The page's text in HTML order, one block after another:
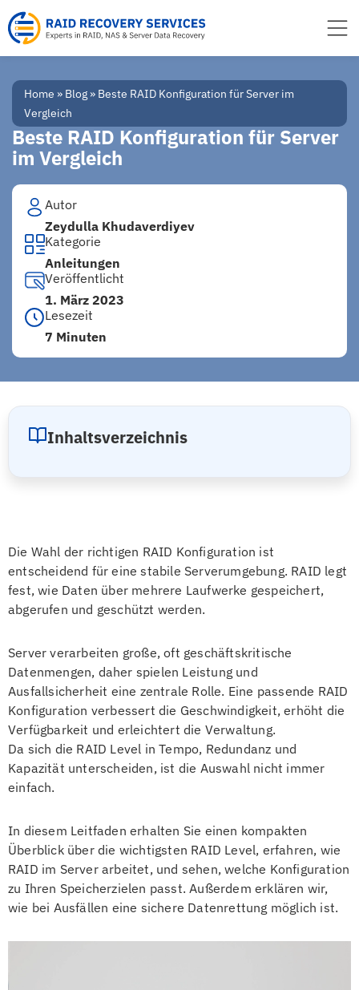
Inhalt
springen
Home » Blog » Beste RAID Konfiguration für Server im
Vergleich
Beste RAID Konfiguration für Server
im Vergleich
Autor
Zeydulla Khudaverdiyev
Kategorie
Anleitungen
Veröffentlicht
1. März 2023
Lesezeit
7 Minuten
Die Wahl der richtigen RAID Konfiguration ist
entscheidend für eine stabile Serverumgebung. RAID legt
fest, wie Daten über mehrere Laufwerke gespeichert,
abgerufen und geschützt werden.
Server verarbeiten große, oft geschäftskritische
Datenmengen, daher spielen Leistung und
Ausfallsicherheit eine zentrale Rolle. Eine passende RAID
Konfiguration verbessert die Geschwindigkeit, erhöht die
Verfügbarkeit und erleichtert die Verwaltung.
Da sich die RAID Level in Tempo, Redundanz und
Kapazität unterscheiden, ist die Auswahl nicht immer
einfach.
In diesem Leitfaden erhalten Sie einen kompakten
Überblick über die wichtigsten RAID Level, erfahren, wie
RAID im Server arbeitet, und sehen, welche Konfiguration
zu Ihren Speicherzielen passt. Außerdem erklären wir,
wie bei Ausfällen eine sichere Datenrettung möglich ist.
Inhaltsverzeichnis